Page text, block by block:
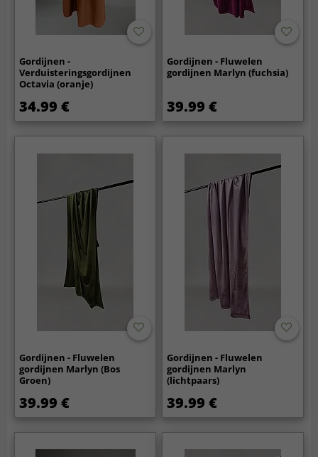
Gordijnen -
Verduisteringsgordijnen
Octavia (oranje)
34.99 €
Gordijnen - Fluwelen
gordijnen Marlyn (fuchsia)
39.99 €
Gordijnen - Fluwelen
gordijnen Marlyn (Bos
Groen)
39.99 €
Gordijnen - Fluwelen
gordijnen Marlyn
(lichtpaars)
39.99 €